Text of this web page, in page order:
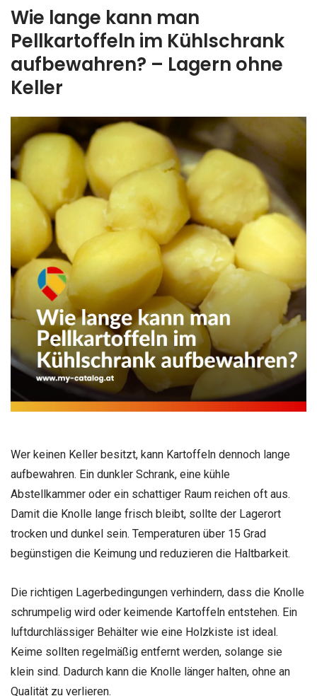
Wie lange kann man
Pellkartoffeln im Kühlschrank
aufbewahren? – Lagern ohne
Keller
Wer keinen Keller besitzt, kann Kartoffeln dennoch lange
aufbewahren. Ein dunkler Schrank, eine kühle
Abstellkammer oder ein schattiger Raum reichen oft aus.
Damit die Knolle lange frisch bleibt, sollte der Lagerort
trocken und dunkel sein. Temperaturen über 15 Grad
begünstigen die Keimung und reduzieren die Haltbarkeit.
Die richtigen Lagerbedingungen verhindern, dass die Knolle
schrumpelig wird oder keimende Kartoffeln entstehen. Ein
luftdurchlässiger Behälter wie eine Holzkiste ist ideal.
Keime sollten regelmäßig entfernt werden, solange sie
klein sind. Dadurch kann die Knolle länger halten, ohne an
Qualität zu verlieren.